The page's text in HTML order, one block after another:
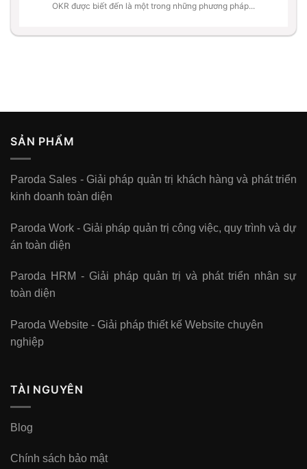
OKR được biết đến là một trong những phương pháp...
SẢN PHẨM
Paroda Sales - Giải pháp quản trị khách hàng và phát triển
kinh doanh toàn diện
Paroda Work - Giải pháp quản trị công việc, quy trình và dự
án toàn diện
Paroda HRM - Giải pháp quản trị và phát triển nhân sự
toàn diện
Paroda Website - Giải pháp thiết kế Website chuyên
nghiệp
TÀI NGUYÊN
Blog
Chính sách bảo mật